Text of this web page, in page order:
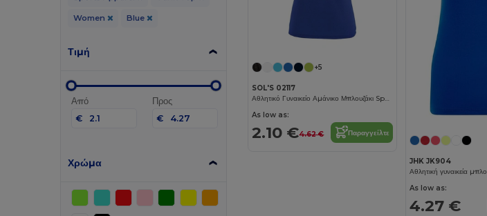
Women Blue
Τιμή
Από
€
Προς
€
Χρώμα
+5
SOL'S 02117
Αθλητικό Γυναικείο Αμάνικο Μπλουζάκι Sporty Tt
As low as:
2.10 €4.62 € Παραγγείλτε
JHK JK904
Αθλητική γυναικεία
As low as:
4.27 €